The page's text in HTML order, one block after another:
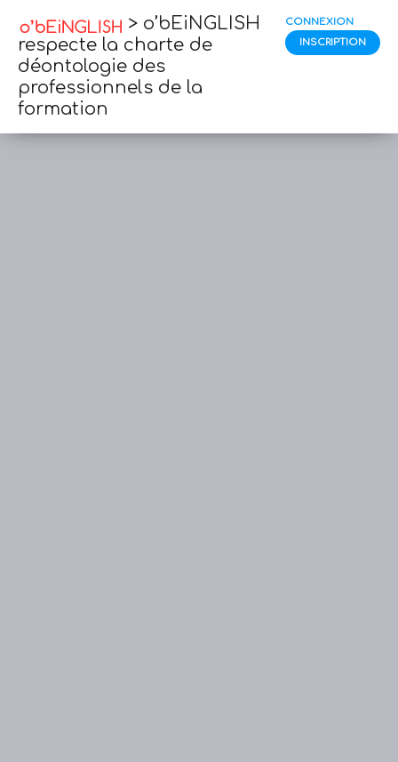
> o’bEiNGLISH
respecte la charte de
déontologie des
professionnels de la
formation
CONNEXION
INSCRIPTION